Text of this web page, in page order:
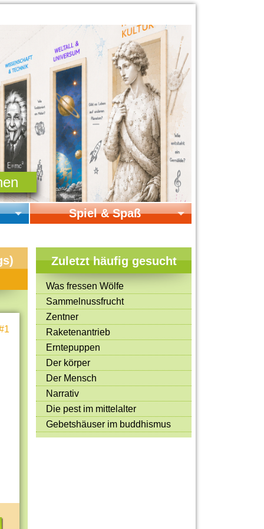
Spiel & Spaß
Online-Spiele
Mitmachen & Kreatives
Bücher & Filme
Quiz-Spiele
Spiele & Ideen
Jugendreporter
Rezeptideen
Game-Tests
Reisen, Events & Sport
E-Cards
Zuletzt häufig gesucht
Was fressen Wölfe
Sammelnussfrucht
Zentner
Raketenantrieb
Erntepuppen
Der körper
Der Mensch
Narrativ
Die pest im mittelalter
Gebetshäuser im buddhismus